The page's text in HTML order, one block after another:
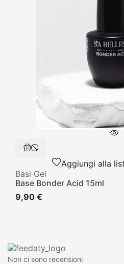
Aggiungi alla
Basi Gel
Base Bonder Acid 15ml
9,90 €
Non ci sono recensioni